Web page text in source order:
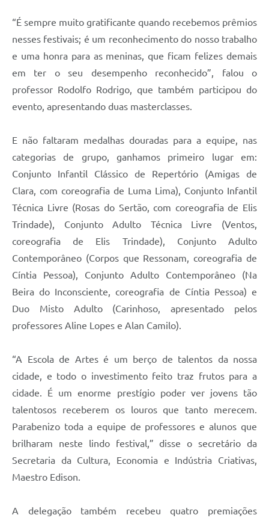
“É sempre muito gratificante quando recebemos prêmios
nesses festivais; é um reconhecimento do nosso trabalho
e uma honra para as meninas, que ficam felizes demais
em ter o seu desempenho reconhecido”, falou o
professor Rodolfo Rodrigo, que também participou do
evento, apresentando duas masterclasses.
E não faltaram medalhas douradas para a equipe, nas
categorias de grupo, ganhamos primeiro lugar em:
Conjunto Infantil Clássico de Repertório (Amigas de
Clara, com coreografia de Luma Lima), Conjunto Infantil
Técnica Livre (Rosas do Sertão, com coreografia de Elis
Trindade), Conjunto Adulto Técnica Livre (Ventos,
coreografia de Elis Trindade), Conjunto Adulto
Contemporâneo (Corpos que Ressonam, coreografia de
Cíntia Pessoa), Conjunto Adulto Contemporâneo (Na
Beira do Inconsciente, coreografia de Cíntia Pessoa) e
Duo Misto Adulto (Carinhoso, apresentado pelos
professores Aline Lopes e Alan Camilo).
“A Escola de Artes é um berço de talentos da nossa
cidade, e todo o investimento feito traz frutos para a
cidade. É um enorme prestígio poder ver jovens tão
talentosos receberem os louros que tanto merecem.
Parabenizo toda a equipe de professores e alunos que
brilharam neste lindo festival,” disse o secretário da
Secretaria da Cultura, Economia e Indústria Criativas,
Maestro Edison.
A delegação também recebeu quatro premiações